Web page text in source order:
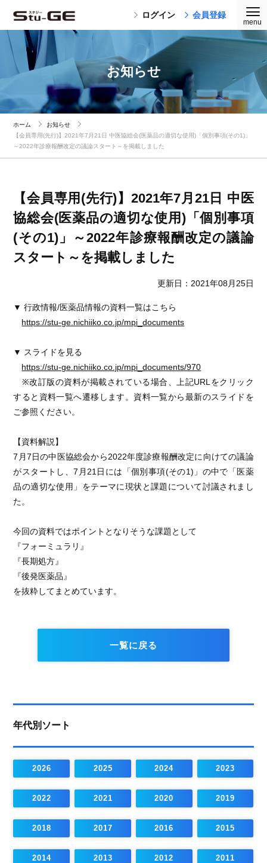
ログイン 会員登録
お知らせ
ホーム
お知らせ
【会員専用(先行)】2021年7月21日 中医協総会(医薬品の適切な使用)「個別事項(その1)」
～2022年診療報酬改定の議論スタート～を掲載しました
【会員専用(先行)】2021年7月21日 中医
協総会(医薬品の適切な使用)「個別事項
(その1)」～2022年診療報酬改定の議論
スタート～を掲載しました
更新日：2021年08月25日
▼ 行政情報/医薬品情報の資料一覧はこちら
https://stu-ge.nichiiko.co.jp/mpi_documents
▼ スライドを見る
https://stu-ge.nichiiko.co.jp/mpi_documents/970
※改訂版の資料が掲載されている場合、上記URLをクリック
すると資料一覧へ遷移します。資料一覧から最新のスライドを
ご参照ください。
【資料解説】
7月7日の中医協総会から2022年度診療報酬改定に向けての議論
がスタートし、7月21日には「個別事項(その1)」の中で「医薬
品の適切な使用」をテーマに現状と課題について討議されまし
た。
今回の資料ではポイントとなりそうな課題として
『フォーミュラリ』
『長期処方』
『後発医薬品』
を抜粋してまとめています。
一覧に戻る
年代別ソート
2026 2025 2024 2023
2022 2021 2020 2019
2018 2017 2016 2015
2014 2013 2012 2011